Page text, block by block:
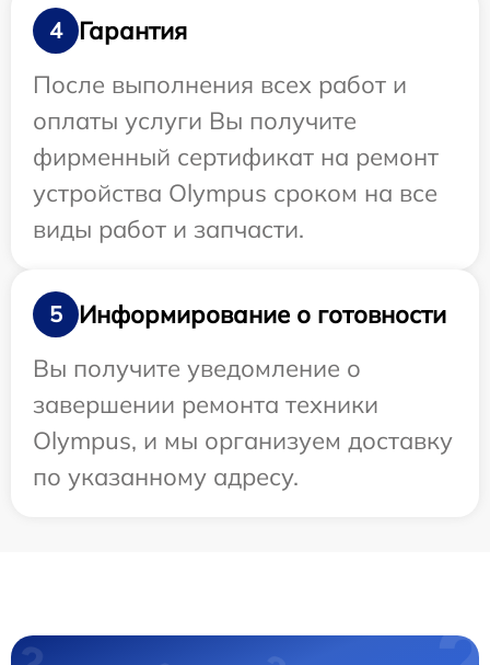
4
Гарантия
После выполнения всех работ и
оплаты услуги Вы получите
фирменный сертификат на ремонт
устройства Olympus сроком на все
виды работ и запчасти.
5
Информирование о готовности
Вы получите уведомление о
завершении ремонта техники
Olympus, и мы организуем доставку
по указанному адресу.